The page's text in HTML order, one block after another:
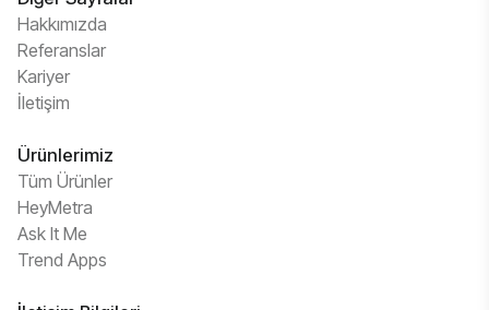
Hakkımızda
Referanslar
Kariyer
İletişim
Ürünlerimiz
Tüm Ürünler
HeyMetra
Ask It Me
Trend Apps